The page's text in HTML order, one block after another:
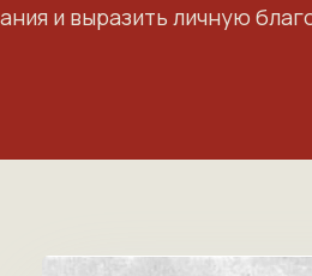
и выразить личную